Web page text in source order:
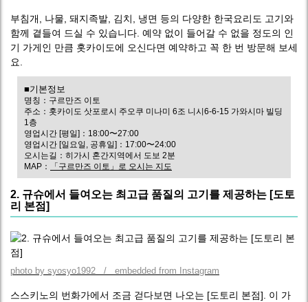
부침개, 나물, 돼지족발, 김치, 냉면 등의 다양한 한국요리도 고기와
함께 곁들여 드실 수 있습니다. 예약 없이 들어갈 수 없을 정도의 인
기 가게인 만큼 홋카이도에 오신다면 예약하고 꼭 한 번 방문해 보세
요.
■기본정보
명칭：구르만즈 이토
주소：홋카이도 삿포로시 주오쿠 미나미 6조 니시6-6-15 가와시마 빌딩
1층
영업시간 [평일]：18:00〜27:00
영업시간 [일요일, 공휴일]：17:00〜24:00
오시는길：히가시 혼간지역에서 도보 2분
MAP：
「구르만즈 이토」로 오시는 지도
2. 규슈에서 들여오는 최고급 품질의 고기를 제공하는 [도토
리 본점]
photo by syosyo1992 / embedded from Instagram
스스키노의 번화가에서 조금 걷다보면 나오는 [도토리 본점]. 이 가